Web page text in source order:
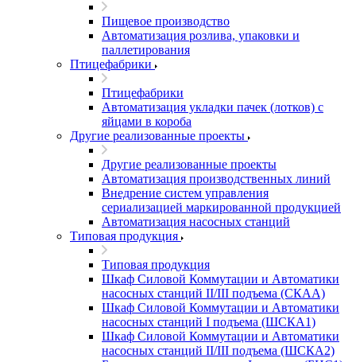
Пищевое производство
Автоматизация розлива, упаковки и
паллетирования
Птицефабрики
Птицефабрики
Автоматизация укладки пачек (лотков) с
яйцами в короба
Другие реализованные проекты
Другие реализованные проекты
Автоматизация производственных линий
Внедрение систем управления
сериализацией маркированной продукцией
Автоматизация насосных станций
Типовая продукция
Типовая продукция
Шкаф Силовой Коммутации и Автоматики
насосных станций II/III подъема (СКАА)
Шкаф Силовой Коммутации и Автоматики
насосных станций I подъема (ШСКА1)
Шкаф Силовой Коммутации и Автоматики
насосных станций II/III подъема (ШСКА2)